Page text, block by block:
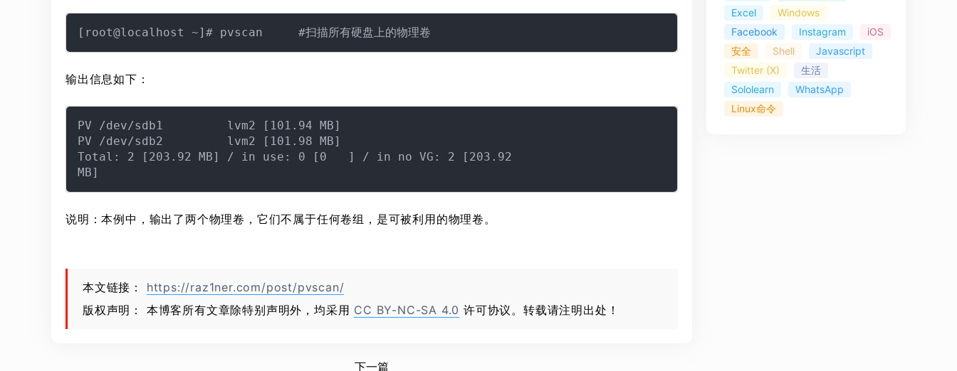
输出信息如下：
PV /dev/sdb1         lvm2 [101.94 MB]
PV /dev/sdb2         lvm2 [101.98 MB]
Total: 2 [203.92 MB] / in use: 0 [0   ] / in no VG: 2 [203.92
说明：本例中，输出了两个物理卷，它们不属于任何卷组，是可被利用的物理卷。
本文链接： https://raz1ner.com/post/pvscan/
版权声明： 本博客所有文章除特别声明外，均采用 CC BY-NC-SA 4.0 许可协议。转载请注明出处！
下一篇
Excel
Windows
Facebook
Instagram
iOS
安全
Shell
Javascript
Twitter (X)
生活
Sololearn
WhatsApp
Linux命令